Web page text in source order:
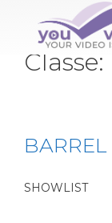
Classe:
BARREL
SHOWLIST